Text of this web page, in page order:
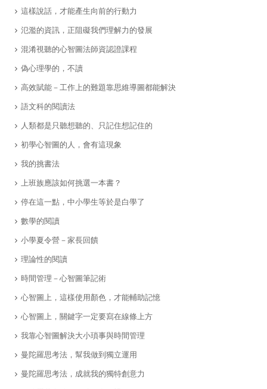
這樣說話，才能產生向前的行動力
氾濫的資訊，正阻礙我們理解力的發展
混淆視聽的心智圖法師資認證課程
偽心理學的，不讀
高效賦能－工作上的難題靠思維導圖都能解決
語文科的閱讀法
人類都是只聽想聽的、只記住想記住的
​初學心智圖的人，會有這現象
我的挑書法
上班族應該如何挑選一本書？
​停在這一點，中小學生等於是白學了
​數學的閱讀
小學夏令營－家長回饋
理論性的閱讀
​時間管理－心智圖筆記術
心智圖上，這樣使用顏色，才能輔助記憶
心智圖上，關鍵字一定要寫在線條上方
我靠心智圖解決大小瑣事與時間管理
曼陀羅思考法，幫我做到獨立運用
曼陀羅思考法，成就我的獨特創意力